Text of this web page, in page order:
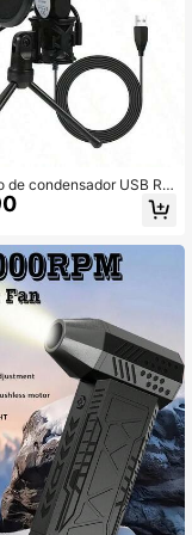
de condensador USB RG
de ruido, micrófo
con cable adecuado p
en vivo, laptop, comp
escritorio